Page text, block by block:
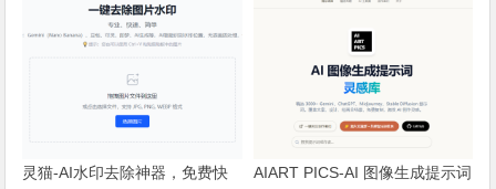
灵猫-AI水印去除神器，免费快
AIART PICS-AI 图像生成提示词